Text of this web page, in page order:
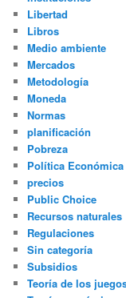
Libertad
Libros
Medio ambiente
Mercados
Metodología
Moneda
Normas
planificación
Pobreza
Política Económica
precios
Public Choice
Recursos naturales
Regulaciones
Sin categoría
Subsidios
Teoría de los